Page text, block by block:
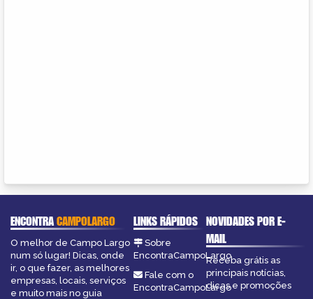
ENCONTRACAMPOLARGO
O melhor de Campo Largo
num só lugar! Dicas, onde
ir, o que fazer, as melhores
empresas, locais, serviços
e muito mais no guia
LINKS RÁPIDOS
Sobre
EncontraCampoLargo
Fale com o
EncontraCampoLargo
NOVIDADES POR E-
MAIL
Receba grátis as
principais notícias,
dicas e promoções